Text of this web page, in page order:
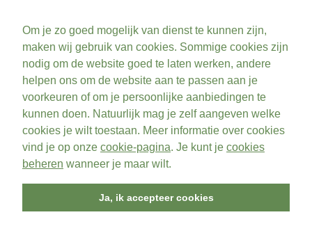
Om je zo goed mogelijk van dienst te kunnen zijn,
maken wij gebruik van cookies. Sommige cookies zijn
nodig om de website goed te laten werken, andere
helpen ons om de website aan te passen aan je
voorkeuren of om je persoonlijke aanbiedingen te
kunnen doen. Natuurlijk mag je zelf aangeven welke
cookies je wilt toestaan. Meer informatie over cookies
vind je op onze cookie-pagina. Je kunt je cookies
beheren wanneer je maar wilt.
Ja, ik accepteer cookies